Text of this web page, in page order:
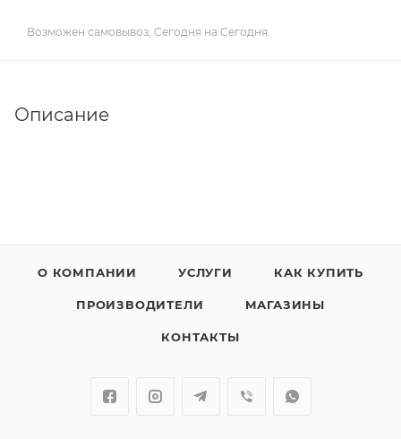
Возможен самовывоз, Сегодня на Сегодня.
Описание
О КОМПАНИИ УСЛУГИ КАК КУПИТЬ
ПРОИЗВОДИТЕЛИ МАГАЗИНЫ
КОНТАКТЫ